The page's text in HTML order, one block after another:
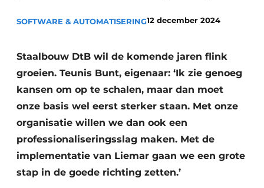
Privacy / Cookie statement
Video’s
SOFTWARE & AUTOMATISERING12 december 2024
Staalbouw DtB wil de komende jaren flink
groeien. Teunis Bunt, eigenaar: ‘Ik zie genoeg
kansen om op te schalen, maar dan moet
onze basis wel eerst sterker staan. Met onze
organisatie willen we dan ook een
professionaliseringsslag maken. Met de
implementatie van Liemar gaan we een grote
stap in de goede richting zetten.’